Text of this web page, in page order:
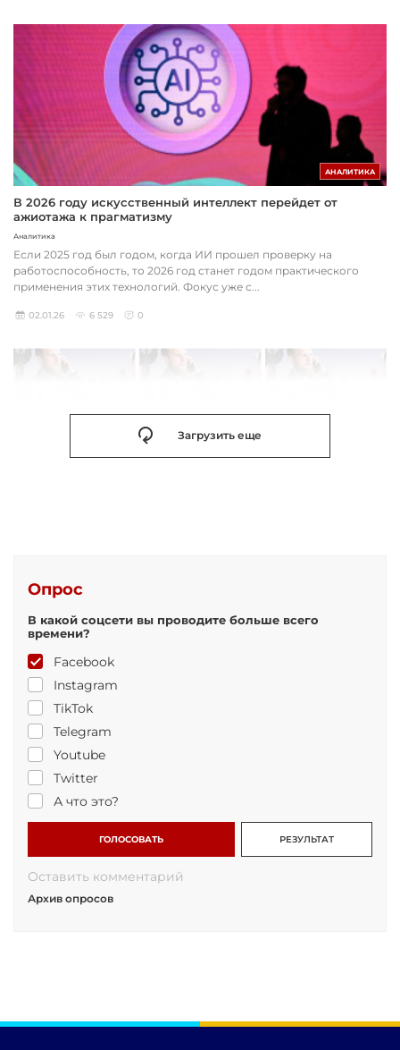
АНАЛИТИКА
В 2026 году искусственный интеллект перейдет от
ажиотажа к прагматизму
Аналитика
Если 2025 год был годом, когда ИИ прошел проверку на
работоспособность, то 2026 год станет годом практического
применения этих технологий. Фокус уже с...
02.01.26 6 529 0
Загрузить еще
Опрос
В какой соцсети вы проводите больше всего
времени?
Facebook
Instagram
TikTok
Telegram
Youtube
Twitter
А что это?
ГОЛОСОВАТЬ РЕЗУЛЬТАТ
Оставить комментарий
Архив опросов